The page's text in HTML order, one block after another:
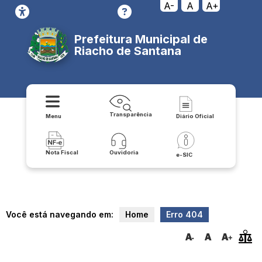
transparencia/lrf_lei_de_responsailidade_fiscal/
A- A A+
Prefeitura Municipal de
Riacho de Santana
Menu Transparência Diário Oficial
Nota Fiscal Ouvidoria e-SIC
Você está navegando em: Home Erro 404